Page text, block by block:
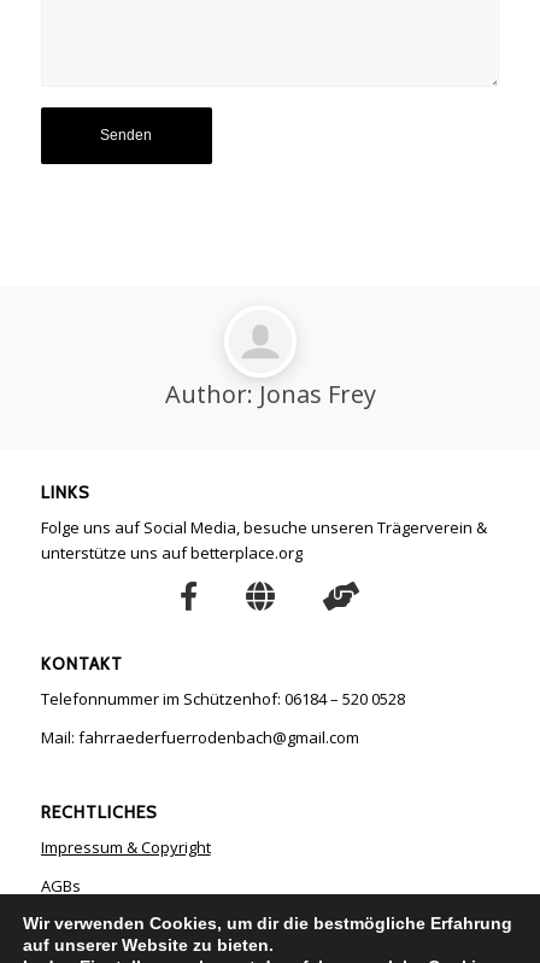
Author: Jonas Frey
LINKS
Folge uns auf Social Media, besuche unseren Trägerverein &
unterstütze uns auf betterplace.org
KONTAKT
Telefonnummer im Schützenhof: 06184 – 520 0528
Mail: fahrraederfuerrodenbach@gmail.com
RECHTLICHES
Impressum & Copyright
AGBs
Datenschutz
Wir verwenden Cookies, um dir die bestmögliche Erfahrung
auf unserer Website zu bieten.